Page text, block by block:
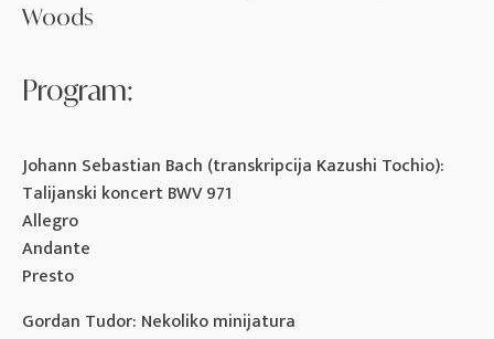
Woods
Program:
Johann Sebastian Bach (transkripcija Kazushi Tochio):
Talijanski koncert BWV 971
Allegro
Andante
Presto
Gordan Tudor: Nekoliko minijatura